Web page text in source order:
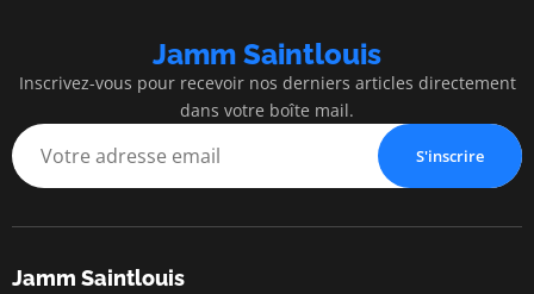
Jamm Saintlouis
Inscrivez-vous pour recevoir nos derniers articles directement
dans votre boîte mail.
S'inscrire
Jamm Saintlouis